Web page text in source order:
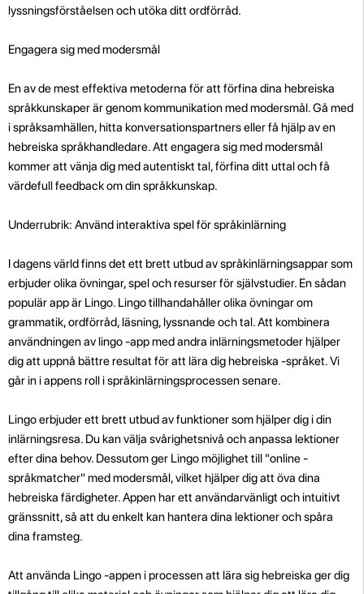
lyssningsförståelsen och utöka ditt ordförråd.
Engagera sig med modersmål
En av de mest effektiva metoderna för att förfina dina hebreiska
språkkunskaper är genom kommunikation med modersmål. Gå med
i språksamhällen, hitta konversationspartners eller få hjälp av en
hebreiska språkhandledare. Att engagera sig med modersmål
kommer att vänja dig med autentiskt tal, förfina ditt uttal och få
värdefull feedback om din språkkunskap.
Underrubrik: Använd interaktiva spel för språkinlärning
I dagens värld finns det ett brett utbud av språkinlärningsappar som
erbjuder olika övningar, spel och resurser för självstudier. En sådan
populär app är Lingo. Lingo tillhandahåller olika övningar om
grammatik, ordförråd, läsning, lyssnande och tal. Att kombinera
användningen av lingo -app med andra inlärningsmetoder hjälper
dig att uppnå bättre resultat för att lära dig hebreiska -språket. Vi
går in i appens roll i språkinlärningsprocessen senare.
Lingo erbjuder ett brett utbud av funktioner som hjälper dig i din
inlärningsresa. Du kan välja svårighetsnivå och anpassa lektioner
efter dina behov. Dessutom ger Lingo möjlighet till "online -
språkmatcher" med modersmål, vilket hjälper dig att öva dina
hebreiska färdigheter. Appen har ett användarvänligt och intuitivt
gränssnitt, så att du enkelt kan hantera dina lektioner och spåra
dina framsteg.
Att använda Lingo -appen i processen att lära sig hebreiska ger dig